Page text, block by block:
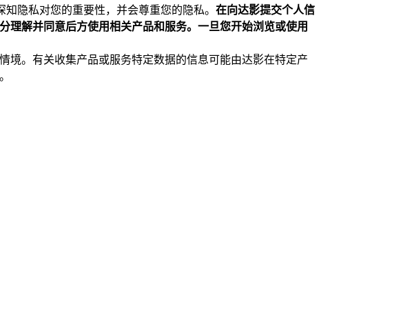
知隐私对您的重要性，并会尊重您的隐私。 在向达影提交个人信
理解并同意后方使用相关产品和服务。一旦您开始浏览或使用
境。有关收集产品或服务特定数据的信息可能由达影在特定产